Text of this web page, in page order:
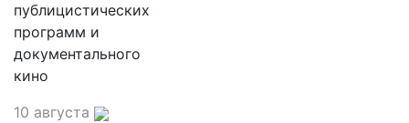
публицистических
программ и
документального
кино
10 августа